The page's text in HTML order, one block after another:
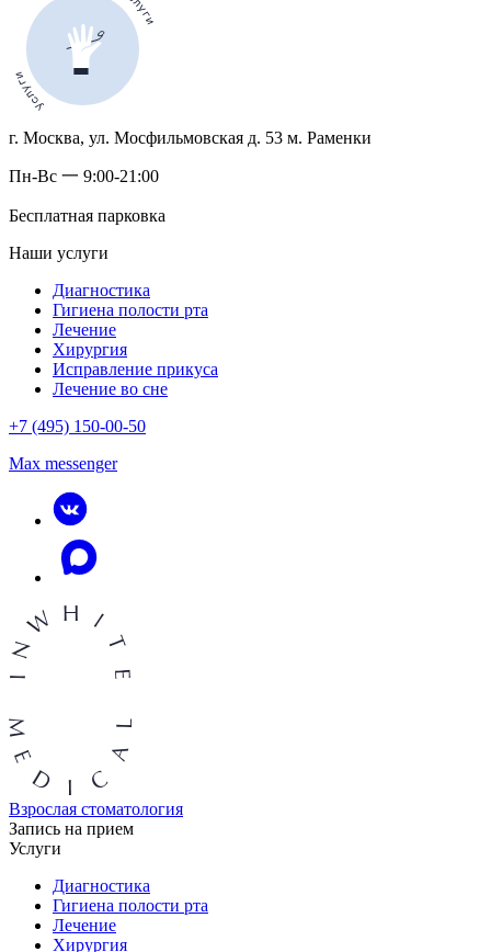
г. Москва, ул. Мосфильмовская д. 53 м. Раменки
Пн-Вс 一 9:00-21:00
Бесплатная парковка
Наши услуги
Диагностика
Гигиена полости рта
Лечение
Хирургия
Исправление прикуса
Лечение во сне
+7 (495) 150-00-50
Max messenger
Взрослая стоматология
Запись на прием
Услуги
Диагностика
Гигиена полости рта
Лечение
Хирургия